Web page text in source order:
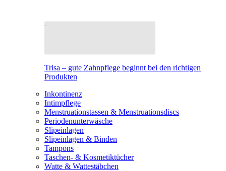
Trisa – gute Zahnpflege beginnt bei den richtigen
Produkten
Inkontinenz
Intimpflege
Menstruationstassen & Menstruationsdiscs
Periodenunterwäsche
Slipeinlagen
Slipeinlagen & Binden
Tampons
Taschen- & Kosmetiktücher
Watte & Wattestäbchen